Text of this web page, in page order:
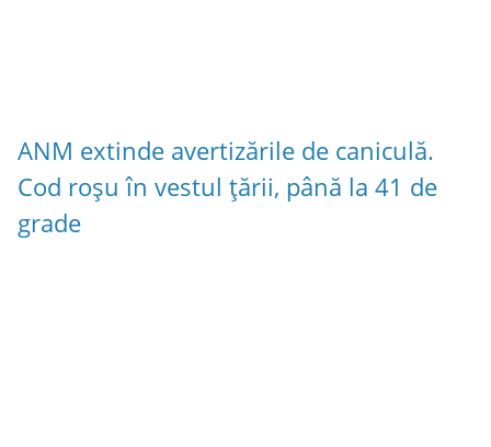
ANM extinde avertizările de caniculă.
Cod roșu în vestul țării, până la 41 de
grade